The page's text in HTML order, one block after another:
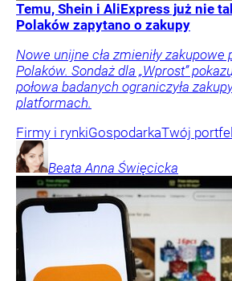
Temu, Shein i AliExpress już nie
Polaków zapytano o zakupy
Nowe unijne cła zmieniły zakupowe
Polaków. Sondaż dla „Wprost”
połowa badanych ograniczyła
platformach.
Firmy i rynkiGospodarkaTwój portfel
Beata Anna Święcicka